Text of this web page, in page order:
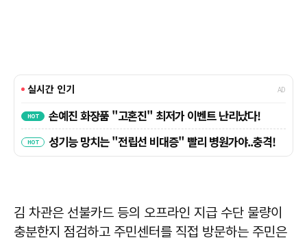
김 차관은 선불카드 등의 오프라인 지급 수단 물량이
충분한지 점검하고 주민센터를 직접 방문하는 주민은